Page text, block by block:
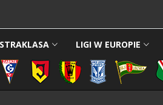
LIGI W EUROPIE